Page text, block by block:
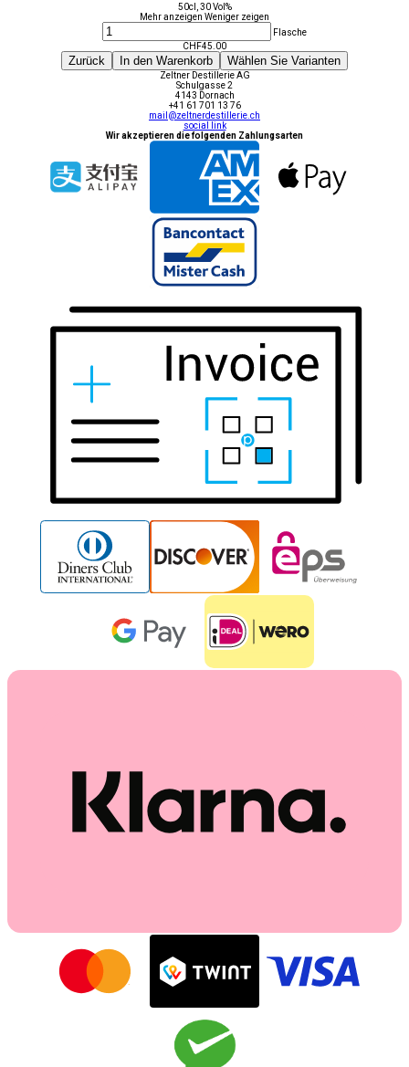
50cl, 30 Vol%
Mehr anzeigen Weniger zeigen
Flasche
CHF45.00
Zurück In den Warenkorb Wählen Sie Varianten
Zeltner Destillerie AG
Schulgasse 2
4143 Dornach
+41 61 701 13 76
mail@zeltnerdestillerie.ch
social link
Wir akzeptieren die folgenden Zahlungsarten